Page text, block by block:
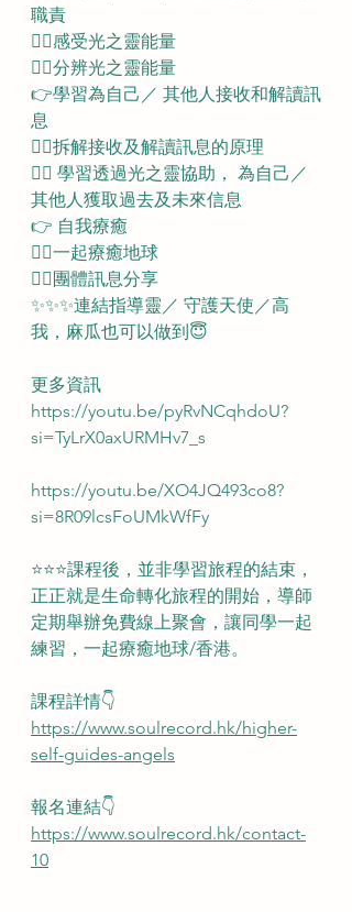
職責
👉🏻感受光之靈能量
👉🏻分辨光之靈能量
👉學習為自己／ 其他人接收和解讀訊
息
👉🏻拆解接收及解讀訊息的原理
👉🏻 學習透過光之靈協助， 為自己／
其他人獲取過去及未來信息
👉 自我療癒
👉🏻一起療癒地球
👉🏻團體訊息分享
✨✨✨連結指導靈／ 守護天使／高
我，麻瓜也可以做到😇
更多資訊
https://youtu.be/pyRvNCqhdoU?
si=TyLrX0axURMHv7_s
https://youtu.be/XO4JQ493co8?
si=8R09lcsFoUMkWfFy
⭐️⭐️⭐️課程後，並非學習旅程的結束，
正正就是生命轉化旅程的開始，導師
定期舉辦免費線上聚會，讓同學一起
練習，一起療癒地球/香港。
課程詳情👇
https://www.soulrecord.hk/higher-
self-guides-angels
報名連結👇
https://www.soulrecord.hk/contact-
10